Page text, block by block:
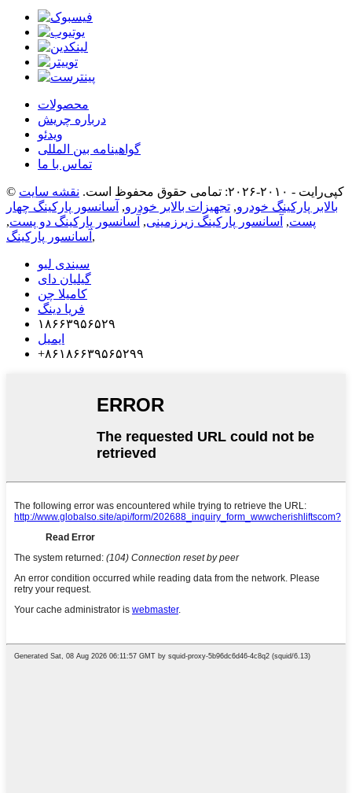
محصولات
درباره چریش
ویدئو
گواهینامه بین المللی
تماس با ما
© کپی‌رایت - ۲۰۱۰-۲۰۲۶: تمامی حقوق محفوظ است.
نقشه سایت
بالابر پارکینگ خودرو, تجهیزات بالابر خودرو, آسانسور پارکینگ چهار
پست, آسانسور پارکینگ زیرزمینی, آسانسور پارکینگ دو پست,
آسانسور پارکینگ ,
سیندی لیو
گیلیان دای
کامیلا چن
فریا دینگ
۱۸۶۶۳۹۵۶۵۲۹
ایمیل
‎+۸۶۱۸۶۶۳۹۵۶۵۲۹۹‎